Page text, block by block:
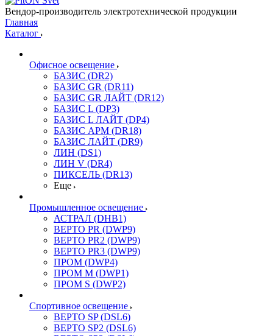
Вендор-производитель электротехнической продукции
Главная
Каталог
Офисное освещение
БАЗИС (DR2)
БАЗИС GR (DR11)
БАЗИС GR ЛАЙТ (DR12)
БАЗИС L (DP3)
БАЗИС L ЛАЙТ (DP4)
БАЗИС АРМ (DR18)
БАЗИС ЛАЙТ (DR9)
ЛИН (DS1)
ЛИН V (DR4)
ПИКСЕЛЬ (DR13)
Еще
Промышленное освещение
АСТРАЛ (DHB1)
ВЕРТО PR (DWP9)
ВЕРТО PR2 (DWP9)
ВЕРТО PR3 (DWP9)
ПРОМ (DWP4)
ПРОМ M (DWP1)
ПРОМ S (DWP2)
Спортивное освещение
ВЕРТО SP (DSL6)
ВЕРТО SP2 (DSL6)